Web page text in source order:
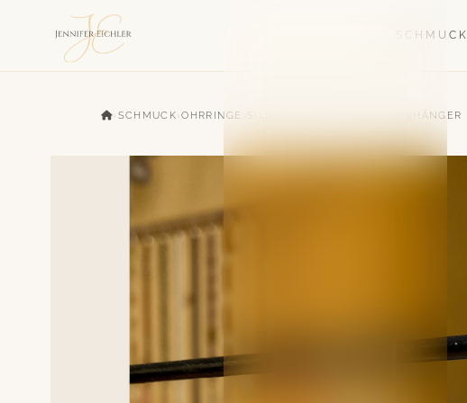
SCHMUCK
› SCHMUCK ›OHRRINGE SILBER UND AMETHYST OHRHÄNGER